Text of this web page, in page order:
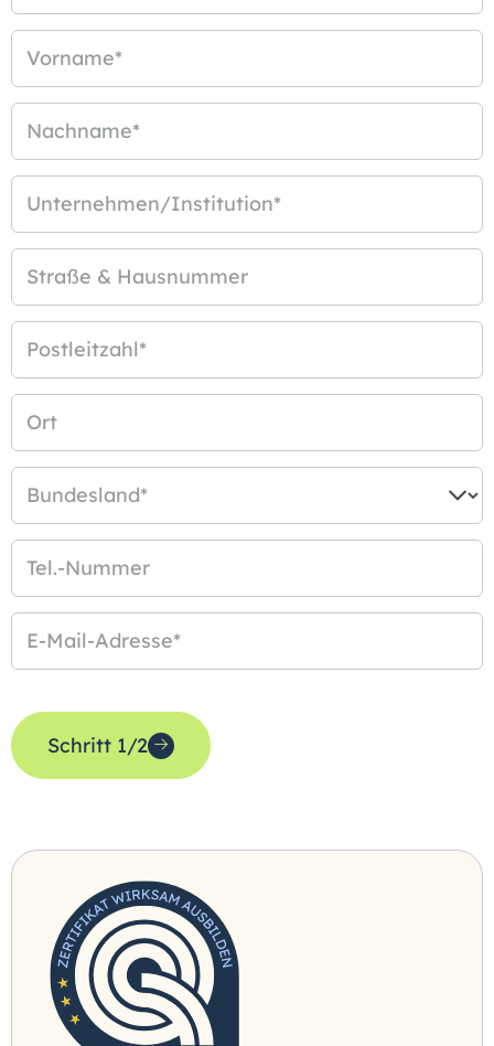
Vorname*
Nachname*
Unternehmen/Institution*
Straße & Hausnummer
Postleitzahl*
Ort
Bundesland*
Tel.-Nummer
E-Mail-Adresse*
Schritt 1/2